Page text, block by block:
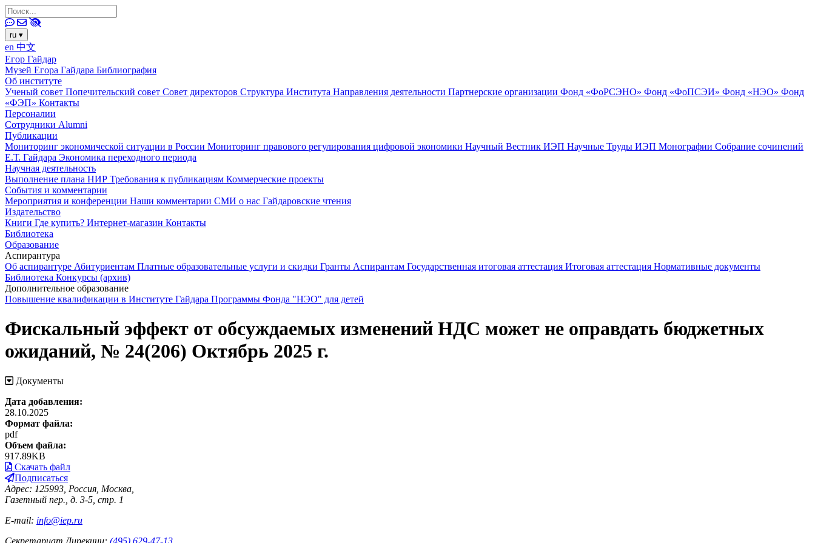
ru ▾
en 中文
Егор Гайдар
Музей Егора Гайдара Библиография
Об институте
Ученый совет Попечительский совет Совет директоров Структура Института Направления деятельности Партнерские организации Фонд «ФоРСЭНО» Фонд «ФоПСЭИ» Фонд «НЭО» Фонд
«ФЭП» Контакты
Персоналии
Сотрудники Alumni
Публикации
Мониторинг экономической ситуации в России Мониторинг правового регулирования цифровой экономики Научный Вестник ИЭП Научные Труды ИЭП Монографии Собрание сочинений
Е.Т. Гайдара Экономика переходного периода
Научная деятельность
Выполнение плана НИР Требования к публикациям Коммерческие проекты
События и комментарии
Мероприятия и конференции Наши комментарии СМИ о нас Гайдаровские чтения
Издательство
Книги Где купить? Интернет-магазин Контакты
Библиотека
Образование
Аспирантура
Об аспирантуре Абитуриентам Платные образовательные услуги и скидки Гранты Аспирантам Государственная итоговая аттестация Итоговая аттестация Нормативные документы
Библиотека Конкурсы (архив)
Дополнительное образование
Повышение квалификации в Институте Гайдара Программы Фонда "НЭО" для детей
Фискальный эффект от обсуждаемых изменений НДС может не оправдать бюджетных
ожиданий, № 24(206) Октябрь 2025 г.
Документы
Дата добавления:
28.10.2025
Формат файла:
pdf
Объем файла:
917.89KB
Скачать файл
Подписаться
Адрес: 125993, Россия, Москва,
Газетный пер., д. 3-5, стр. 1
E-mail: info@iep.ru
Секретариат Дирекции: (495) 629-47-13